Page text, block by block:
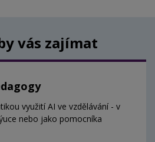
vás zajímat
využití AI ve vzdělávání - v
nebo jako pomocníka